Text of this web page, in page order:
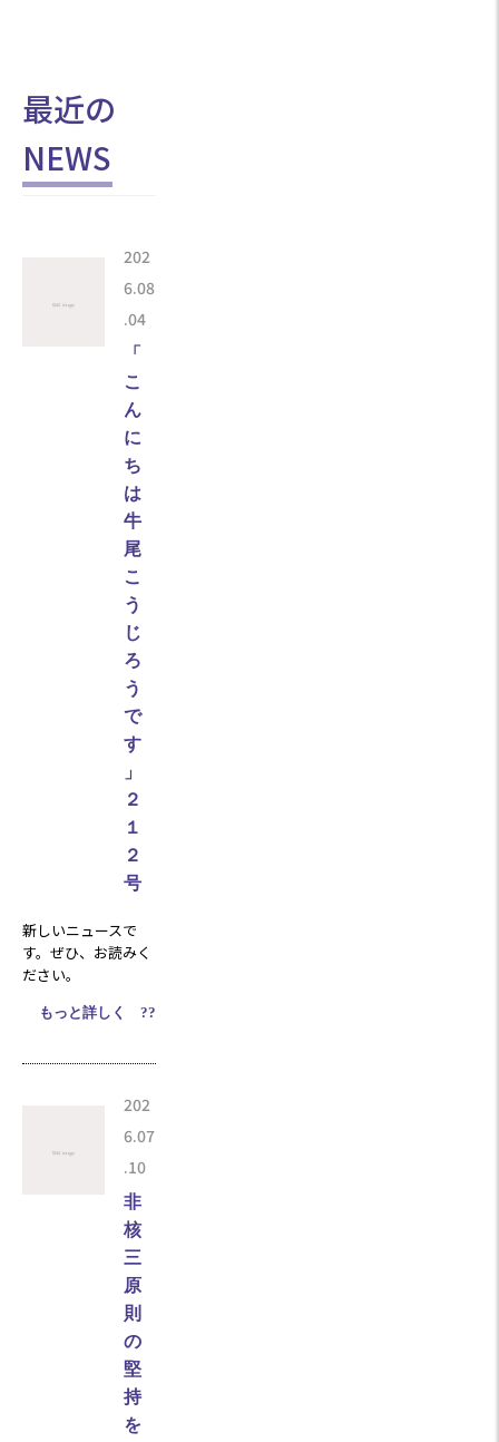
最近の
NEWS
202
6.08
.04
「
こ
ん
に
ち
は
牛
尾
こ
う
じ
ろ
う
で
す
」
２
１
２
号
新しいニュースで
す。ぜひ、お読みく
ださい。
もっと詳しく ??
202
6.07
.10
非
核
三
原
則
の
堅
持
を